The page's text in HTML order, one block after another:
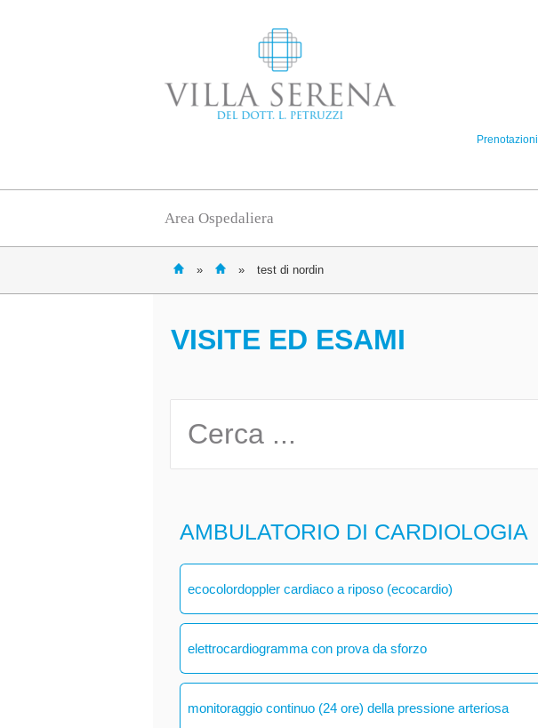
Prenotazioni
Area Ospedaliera
» » test di nordin
VISITE ED ESAMI
AMBULATORIO DI CARDIOLOGIA
ecocolordoppler cardiaco a riposo (ecocardio)
elettrocardiogramma con prova da sforzo
monitoraggio continuo (24 ore) della pressione arteriosa